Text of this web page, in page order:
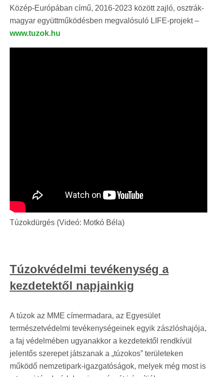
Közép-Európában című, 2016-2023 között zajló, osztrák-
magyar együttműködésben megvalósuló LIFE-projekt –
www.tuzok.hu
Túzokdürgés (Videó: Motkó Béla)
Túzokvédelmi tevékenység a
kezdetektől napjainkig
A túzok az MME címermadara, az Egyesület
természetvédelmi tevékenységeinek egyik zászlóshajója,
a faj védelmében ugyanakkor a kezdetektől rendkívül
jelentős szerepet játszanak a „túzokos” területeken
működő nemzetipark-igazgatóságok, melyek még most is